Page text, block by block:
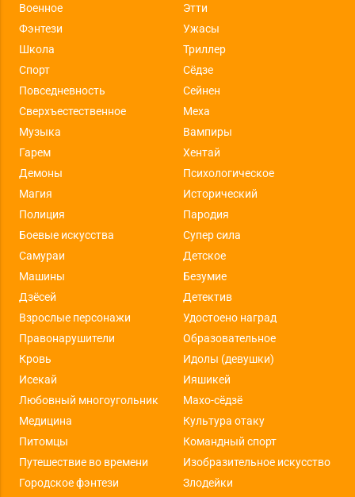
Военное
Этти
Фэнтези
Ужасы
Школа
Триллер
Спорт
Сёдзе
Повседневность
Сейнен
Сверхъестественное
Меха
Музыка
Вампиры
Гарем
Хентай
Демоны
Психологическое
Магия
Исторический
Полиция
Пародия
Боевые искусства
Супер сила
Самураи
Детское
Машины
Безумие
Дзёсей
Детектив
Взрослые персонажи
Удостоено наград
Правонарушители
Образовательное
Кровь
Идолы (девушки)
Исекай
Ияшикей
Любовный многоугольник
Махо-сёдзё
Медицина
Культура отаку
Питомцы
Командный спорт
Путешествие во времени
Изобразительное искусство
Городское фэнтези
Злодейки